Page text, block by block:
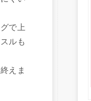
で上
ルも
えま